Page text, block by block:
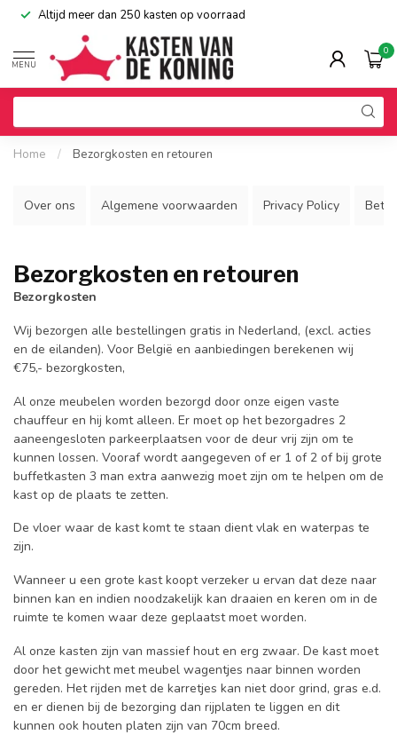
Altijd meer dan 250 kasten op voorraad
MENU
0
Home / Bezorgkosten en retouren
Over ons Algemene voorwaarden Privacy Policy
Bezorgkosten en retouren
Bezorgkosten
Wij bezorgen alle bestellingen gratis in Nederland, (excl. acties
en de eilanden). Voor België en aanbiedingen berekenen wij
€75,- bezorgkosten,
Al onze meubelen worden bezorgd door onze eigen vaste
chauffeur en hij komt alleen. Er moet op het bezorgadres 2
aaneengesloten parkeerplaatsen voor de deur vrij zijn om te
kunnen lossen. Vooraf wordt aangegeven of er 1 of 2 of bij grote
buffetkasten 3 man extra aanwezig moet zijn om te helpen om de
kast op de plaats te zetten.
De vloer waar de kast komt te staan dient vlak en waterpas te
zijn.
Wanneer u een grote kast koopt verzeker u ervan dat deze naar
binnen kan en indien noodzakelijk kan draaien en keren om in de
ruimte te komen waar deze geplaatst moet worden.
Al onze kasten zijn van massief hout en erg zwaar. De kast moet
door het gewicht met meubel wagentjes naar binnen worden
gereden. Het rijden met de karretjes kan niet door grind, gras e.d.
en er dienen bij de bezorging dan rijplaten te liggen en dit
kunnen ook houten platen zijn van 70cm breed.